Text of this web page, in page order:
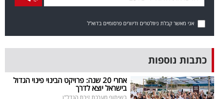
UNDER
40
שיתופי
פעולה
אני מאשר קבלת ניוזלטרים ודיוורים פרסומיים בדוא"ל
כתבות נוספות
אחרי 20 שנה: פרויקט הבינוי פינוי הגדול
בישראל יוצא לדרך